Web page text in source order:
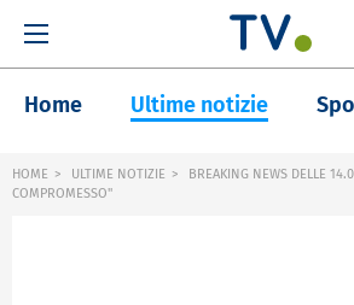
Home Ultime notizie
HOME ULTIME NOTIZIE
BREAKING NEWS DELLE
COMPROMESSO"